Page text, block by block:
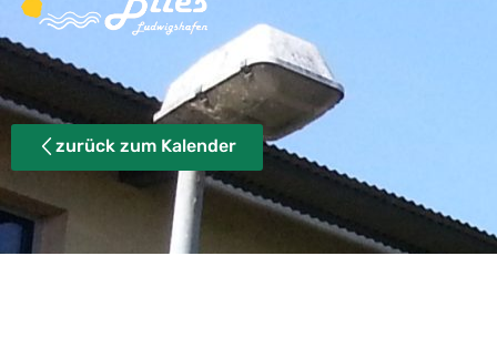
zurück zum Kalender